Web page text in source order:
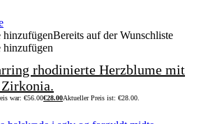
hinzufügenBereits auf der Wunschliste
hinzufügen
rhodinierte Herzblume mit
war: €56.00€28.00Aktueller Preis ist: €28.00.